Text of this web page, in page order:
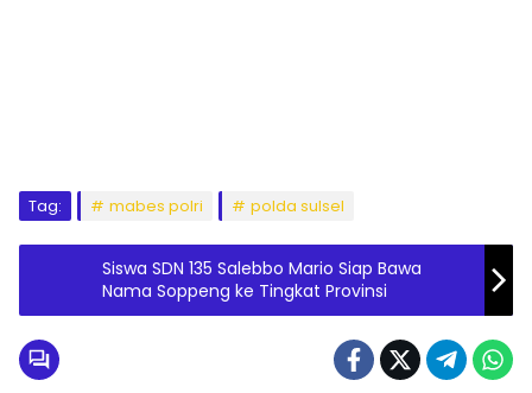
Tag: mabes polri polda sulsel
Siswa SDN 135 Salebbo Mario Siap Bawa
Nama Soppeng ke Tingkat Provinsi